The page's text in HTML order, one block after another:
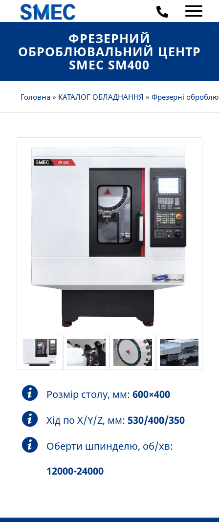
ФРЕЗЕРНИЙ
ОБРОБЛЮВАЛЬНИЙ ЦЕНТР
SMEC SM400
Головна » КАТАЛОГ ОБЛАДНАННЯ »Фрезерні
Розмір столу, мм:600×400
Хід по X/Y/Z, мм:530/400/350
Оберти шпинделю, об/хв:
12000-24000